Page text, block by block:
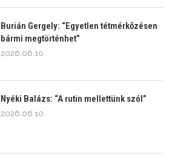
Burián Gergely: “Egyetlen tétmérkőzésen
bármi megtörténhet”
2026.06.10.
Nyéki Balázs: “A rutin mellettünk szól”
2026.06.10.